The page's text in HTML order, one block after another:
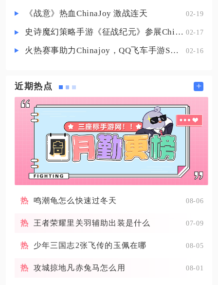
《战意》热血ChinaJoy 激战连天 02-19
史诗魔幻策略手游《征战纪元》参展ChinaJoy，SLG与放置融合玩法来袭 02-17
火热赛事助力Chinajoy，QQ飞车手游S联赛明星挑战赛8月1日打响！ 02-16
近期热点 +
鸣潮龟怎么快速过冬天 08-06
王者荣耀里关羽辅助出装是什么 07-09
少年三国志2张飞传的玉佩在哪 08-05
攻城掠地凡赤兔马怎么用 08-01